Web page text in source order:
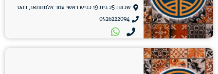
שכונה 25 בית 19 כביש ראשי עמר אלמחתאר, רהט
0526222094